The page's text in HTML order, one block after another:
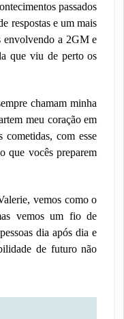
passados
respostas e um mais
envolvendo a 2GM e
que viu de perto os
chamam minha
meu coração em
cometidas, com esse
que vocês preparem
vemos como o
vemos um fio de
dia após dia e
de futuro não